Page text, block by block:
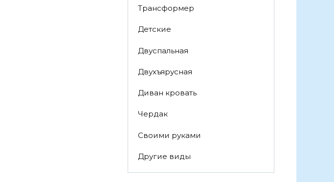
Трансформер
Детские
Двуспальная
Двухъярусная
Диван кровать
Чердак
Своими руками
Другие виды